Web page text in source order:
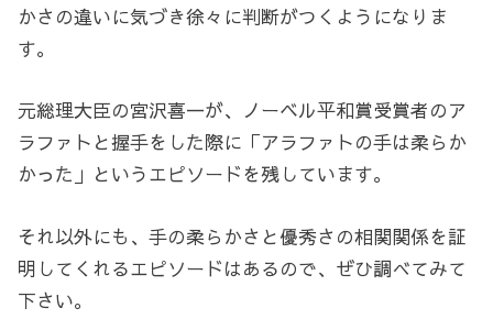
かさの違いに気づき徐々に判断がつくようになりま
す。
元総理大臣の宮沢喜一が、ノーベル平和賞受賞者のア
ラファトと握手をした際に「アラファトの手は柔らか
かった」というエピソードを残しています。
それ以外にも、手の柔らかさと優秀さの相関関係を証
明してくれるエピソードはあるので、ぜひ調べてみて
下さい。